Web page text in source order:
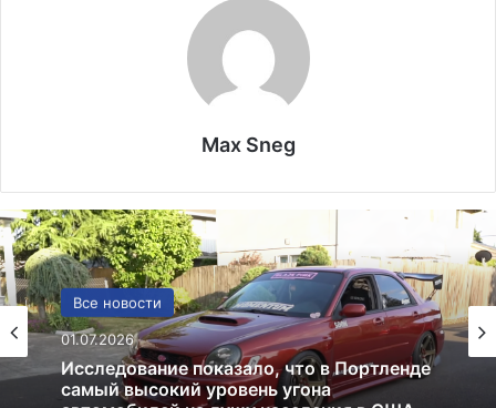
Max Sneg
США
13.06.2025
Америка имеет огромный избыток сыра